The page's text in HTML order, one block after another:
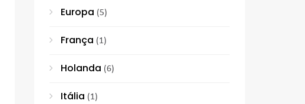
Europa (5)
França (1)
Holanda (6)
Itália (1)